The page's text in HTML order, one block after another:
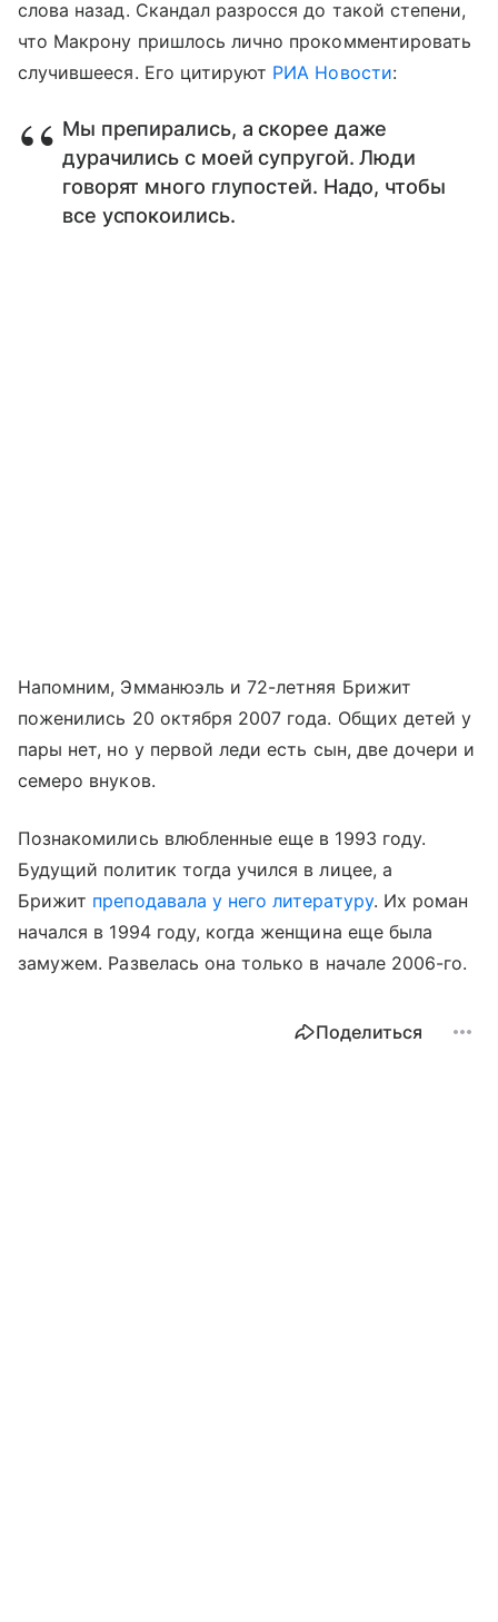
слова назад. Скандал разросся до такой степени,
что Макрону пришлось лично прокомментировать
случившееся. Его цитируют РИА Новости:
Мы препирались, а скорее даже
дурачились с моей супругой. Люди
говорят много глупостей. Надо, чтобы
все успокоились.
Напомним, Эмманюэль и 72-летняя Брижит
поженились 20 октября 2007 года. Общих детей у
пары нет, но у первой леди есть сын, две дочери и
семеро внуков.
Познакомились влюбленные еще в 1993 году.
Будущий политик тогда учился в лицее, а
Брижит преподавала у него литературу. Их роман
начался в 1994 году, когда женщина еще была
замужем. Развелась она только в начале 2006-го.
Поделиться